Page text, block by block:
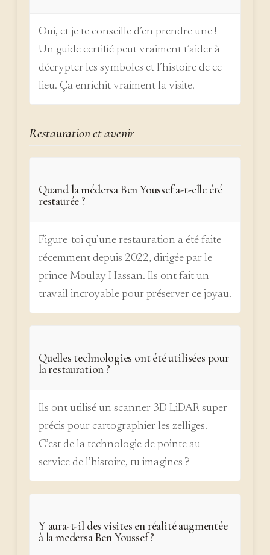
Oui, et je te conseille d’en prendre une !
Un guide certifié peut vraiment t’aider à
décrypter les symboles et l’histoire de ce
lieu. Ça enrichit vraiment la visite.
Restauration et avenir
Quand la médersa Ben Youssef a-t-elle été
restaurée ?
Figure-toi qu’une restauration a été faite
récemment depuis 2022, dirigée par le
prince Moulay Hassan. Ils ont fait un
travail incroyable pour préserver ce joyau.
Quelles technologies ont été utilisées pour
la restauration ?
Ils ont utilisé un scanner 3D LiDAR super
précis pour cartographier les zelliges.
C’est de la technologie de pointe au
service de l’histoire, tu imagines ?
Y aura-t-il des visites en réalité augmentée
à la medersa Ben Youssef ?